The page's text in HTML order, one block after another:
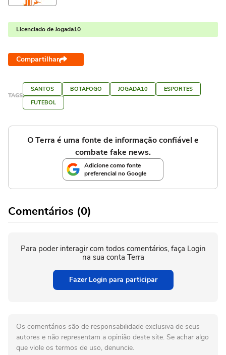
Licenciado de Jogada10
Compartilhar
TAGS
SANTOS BOTAFOGO JOGADA10
ESPORTES
FUTEBOL
O Terra é uma fonte de informação confiável e
combate fake news.
Adicione como fonte
preferencial no Google
Comentários (0)
Para poder interagir com todos comentários, faça Login
na sua conta Terra
Fazer Login para participar
Os comentários são de responsabilidade exclusiva de seus
autores e não representam a opinião deste site. Se achar algo
que viole os termos de uso, denuncie.